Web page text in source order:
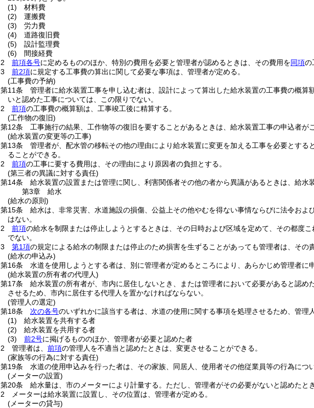
(1)
材料費
(2)
運搬費
(3)
労力費
(4)
道路復旧費
(5)
設計監理費
(6)
間接経費
2
前項各号に定めるもののほか、特別の費用を必要と管理者が認めるときは、その費用を同項の
3
前2項に規定する工事費の算出に関して必要な事項は、管理者が定める。
(工事費の予納)
第11条
管理者に給水装置工事を申し込む者は、設計によって算出した給水装置の工事費の概算
いと認めた工事については、この限りでない。
2
前項の工事費の概算額は、工事竣工後に精算する。
(工作物の復旧)
第12条
工事施行の結果、工作物等の復旧を要することがあるときは、給水装置工事の申込者が
(給水装置の変更等の工事)
第13条
管理者が、配水管の移転その他の理由により給水装置に変更を加える工事を必要とす
ることができる。
2
前項の工事に要する費用は、その理由により原因者の負担とする。
(第三者の異議に対する責任)
第14条
給水装置の設置または管理に関し、利害関係者その他の者から異議があるときは、給水
第3章
給水
(給水の原則)
第15条
給水は、非常災害、水道施設の損傷、公益上その他やむを得ない事情ならびに法令お
はない。
2
前項の給水を制限または停止しようとするときは、その日時および区域を定めて、その都度こ
でない。
3
第1項の規定による給水の制限または停止のため損害を生ずることがあっても管理者は、その
(給水の申込み)
第16条
水道を使用しようとする者は、別に管理者が定めるところにより、あらかじめ管理者に
(給水装置の所有者の代理人)
第17条
給水装置の所有者が、市内に居住しないとき、または管理者において必要があると認
させるため、市内に居住する代理人を置かなければならない。
(管理人の選定)
第18条
次の各号のいずれかに該当する者は、水道の使用に関する事項を処理させるため、管理
(1)
給水装置を共有する者
(2)
給水装置を共用する者
(3)
前2号に掲げるもののほか、管理者が必要と認めた者
2
管理者は、 前項の管理人を不適当と認めたときは、変更させることができる。
(家族等の行為に対する責任)
第19条
水道の使用申込みを行った者は、その家族、同居人、使用者その他従業員等の行為につ
(メーターの設置)
第20条
給水量は、市のメーターにより計量する。 ただし、管理者がその必要がないと認めたと
2
メーターは給水装置に設置し、その位置は、管理者が定める。
(メーターの貸与)